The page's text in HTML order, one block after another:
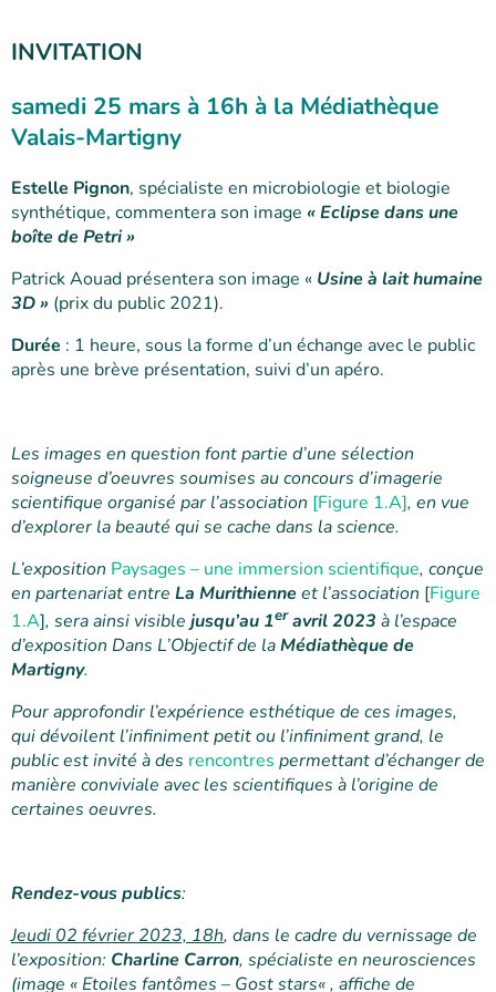
INVITATION
samedi 25 mars à 16h à la Médiathèque
Valais-Martigny
Estelle Pignon, spécialiste en microbiologie et biologie
synthétique, commentera son image « Eclipse dans une
boîte de Petri »
Patrick Aouad présentera son image « Usine à lait humaine
3D » (prix du public 2021).
Durée : 1 heure, sous la forme d’un échange avec le public
après une brève présentation, suivi d’un apéro.
Les images en question font partie d’une sélection
soigneuse d’oeuvres soumises au concours d’imagerie
scientifique organisé par l’association [Figure 1.A], en vue
d’explorer la beauté qui se cache dans la science.
L’exposition Paysages – une immersion scientifique, conçue
en partenariat entre La Murithienneet l’association [Figure
1.A], sera ainsi visible jusqu’au 1eravril 2023 à l’espace
d’exposition Dans L’Objectifde laMédiathèque de
Martigny.
Pour approfondir l’expérience esthétique de ces images,
qui dévoilent l’infiniment petit ou l’infiniment grand, le
public est invité à des rencontres permettant d’échanger de
manière conviviale avec les scientifiques à l’origine de
certaines oeuvres.
Rendez-vous publics:
Jeudi 02 février 2023, 18h, dans le cadre du vernissage de
l’exposition: Charline Carron, spécialiste en neurosciences
(image « Etoiles fantômes – Gost stars« , affiche de